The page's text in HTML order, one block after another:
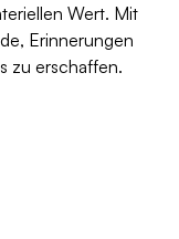
Wert. Mit
Erinnerungen
zu erschaffen.